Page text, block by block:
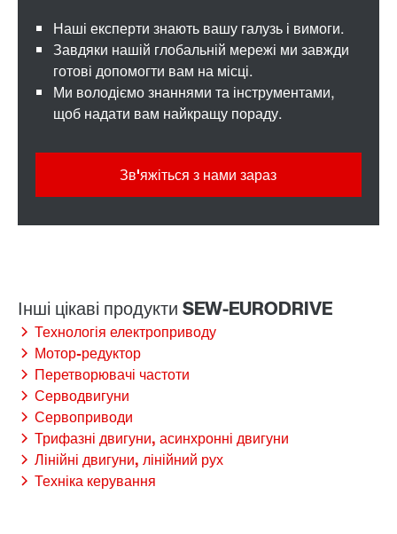
Наші експерти знають вашу галузь і вимоги.
Завдяки нашій глобальній мережі ми завжди
готові допомогти вам на місці.
Ми володіємо знаннями та інструментами,
щоб надати вам найкращу пораду.
Зв'яжіться з нами зараз
Технологія електроприводу
Мотор-редуктор
Перетворювачі частоти
Серводвигуни
Сервоприводи
Трифазні двигуни, асинхронні двигуни
Лінійні двигуни, лінійний рух
Техніка керування